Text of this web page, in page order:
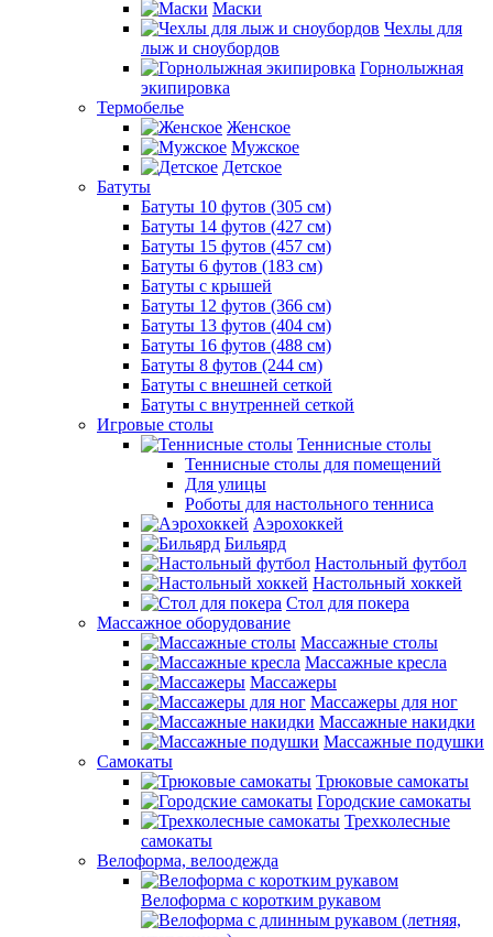
Маски
Чехлы для
лыж и сноубордов
Горнолыжная
экипировка
Термобелье
Женское
Мужское
Детское
Батуты
Батуты 10 футов (305 см)
Батуты 14 футов (427 см)
Батуты 15 футов (457 см)
Батуты 6 футов (183 см)
Батуты с крышей
Батуты 12 футов (366 см)
Батуты 13 футов (404 см)
Батуты 16 футов (488 см)
Батуты 8 футов (244 см)
Батуты с внешней сеткой
Батуты с внутренней сеткой
Игровые столы
Теннисные столы
Теннисные столы для помещений
Для улицы
Роботы для настольного тенниса
Аэрохоккей
Бильярд
Настольный футбол
Настольный хоккей
Стол для покера
Массажное оборудование
Массажные столы
Массажные кресла
Массажеры
Массажеры для ног
Массажные накидки
Массажные подушки
Самокаты
Трюковые самокаты
Городские самокаты
Трехколесные
самокаты
Велоформа, велоодежда
Велоформа с коротким рукавом